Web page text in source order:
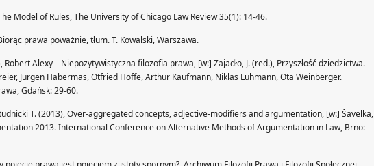
Model of Rules, The University of Chicago Law Review 35(1): 14-46.
prawa poważnie, tłum. T. Kowalski, Warszawa.
Robert Alexy – Niepozytywistyczna filozofia prawa, [w:] Zajadło, J. (red.), Przyszłość dziedzictwa.
Jürgen Habermas, Otfried Höffe, Arthur Kaufmann, Niklas Luhmann, Ota Weinberger.
Gdańsk: 29-60.
T. (2013), Over-aggregated concepts, adjective-modifiers and argumentation, [w:] Šavelka,
2013. International Conference on Alternative Methods of Argumentation in Law, Brno: